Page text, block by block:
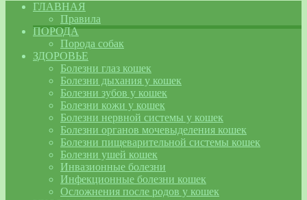
ГЛАВНАЯ
Правила
ПОРОДА
Порода собак
ЗДОРОВЬЕ
Болезни глаз кошек
Болезни дыхания у кошек
Болезни зубов у кошек
Болезни кожи у кошек
Болезни нервной системы у кошек
Болезни органов мочевыделения кошек
Болезни пищеварительной системы кошек
Болезни ушей кошек
Инвазионные болезни
Инфекционные болезни кошек
Осложнения после родов у кошек